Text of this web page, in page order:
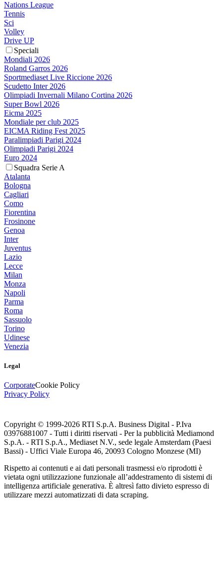
Nations League
Tennis
Sci
Volley
Drive UP
Speciali
Mondiali 2026
Roland Garros 2026
Sportmediaset Live Riccione 2026
Scudetto Inter 2026
Olimpiadi Invernali Milano Cortina 2026
Super Bowl 2026
Eicma 2025
Mondiale per club 2025
EICMA Riding Fest 2025
Paralimpiadi Parigi 2024
Olimpiadi Parigi 2024
Euro 2024
Squadra Serie A
Atalanta
Bologna
Cagliari
Como
Fiorentina
Frosinone
Genoa
Inter
Juventus
Lazio
Lecce
Milan
Monza
Napoli
Parma
Roma
Sassuolo
Torino
Udinese
Venezia
Legal
CorporateCookie Policy
Privacy Policy
Copyright © 1999-2026 RTI S.p.A. Business Digital - P.Iva
03976881007 - Tutti i diritti riservati - Per la pubblicità Mediamond
S.p.A. - RTI S.p.A., Mediaset N.V., sede legale Amsterdam (Paesi
Bassi) - Uffici Viale Europa 46, 20093 Cologno Monzese (MI)
Rispetto ai contenuti e ai dati personali trasmessi e/o riprodotti è
vietata ogni utilizzazione funzionale all’addestramento di sistemi di
intelligenza artificiale generativa. È altresì fatto divieto espresso di
utilizzare mezzi automatizzati di data scraping.